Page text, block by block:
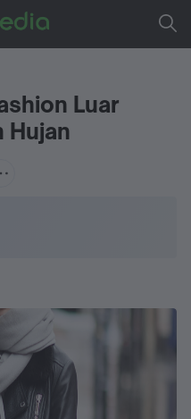
Luar
Hujan